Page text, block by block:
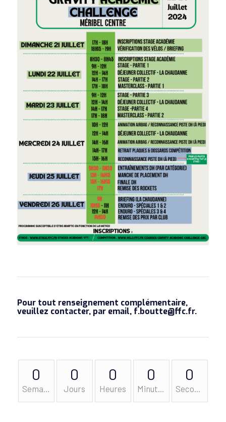
Pour tout renseignement complémentaire,
veuillez contacter, par email, f.boutte@ffc.fr.
0
Semaines
0
Jours
0
Heures
0
Minutes
0
Secondes